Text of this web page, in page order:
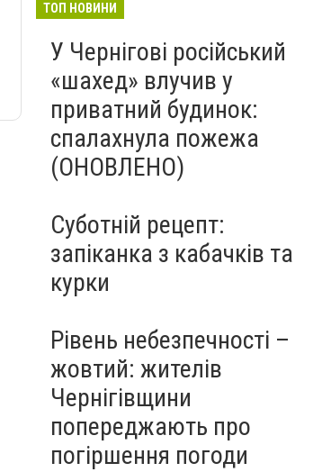
ТОП НОВИНИ
У Чернігові російський
«шахед» влучив у
приватний будинок:
спалахнула пожежа
(ОНОВЛЕНО)
Суботній рецепт:
запіканка з кабачків та
курки
Рівень небезпечності –
жовтий: жителів
Чернігівщини
попереджають про
погіршення погоди